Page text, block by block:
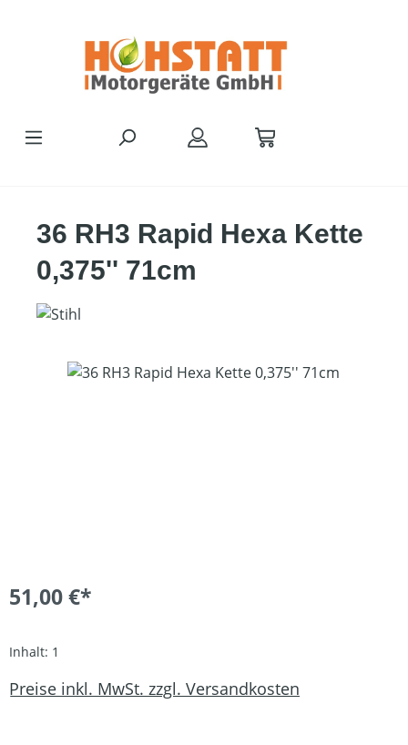
36 RH3 Rapid Hexa Kette
0,375'' 71cm
Bildergalerie überspringen
51,00 €*
Inhalt: 1
Preise inkl. MwSt. zzgl. Versandkosten